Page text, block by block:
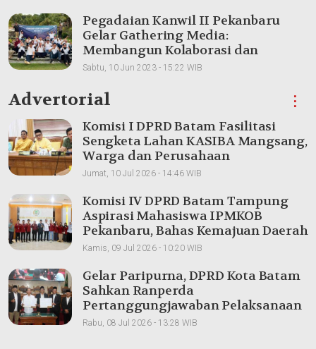
Pegadaian Kanwil II Pekanbaru
Gelar Gathering Media:
Membangun Kolaborasi dan
Meningkatkan Pemahaman Produk
Sabtu, 10 Jun 2023 - 15:22 WIB
Advertorial ⋮
Komisi I DPRD Batam Fasilitasi
Sengketa Lahan KASIBA Mangsang,
Warga dan Perusahaan
Dipertemukan
Jumat, 10 Jul 2026 - 14:46 WIB
Komisi IV DPRD Batam Tampung
Aspirasi Mahasiswa IPMKOB
Pekanbaru, Bahas Kemajuan Daerah
Kamis, 09 Jul 2026 - 10:20 WIB
Gelar Paripurna, DPRD Kota Batam
Sahkan Ranperda
Pertanggungjawaban Pelaksanaan
APBD 2025
Rabu, 08 Jul 2026 - 13:28 WIB